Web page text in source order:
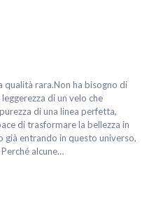
qualità rara.Non ha bisogno di
di un velo che
di una linea perfetta,
di trasformare la bellezza in
già entrando in questo universo,
alcune…